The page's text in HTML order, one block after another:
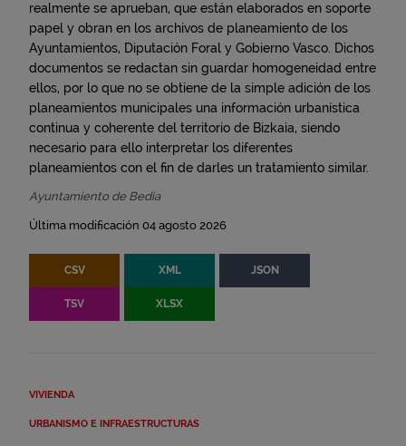
realmente se aprueban, que están elaborados en soporte
papel y obran en los archivos de planeamiento de los
Ayuntamientos, Diputación Foral y Gobierno Vasco. Dichos
documentos se redactan sin guardar homogeneidad entre
ellos, por lo que no se obtiene de la simple adición de los
planeamientos municipales una información urbanística
continua y coherente del territorio de Bizkaia, siendo
necesario para ello interpretar los diferentes
planeamientos con el fin de darles un tratamiento similar.
Ayuntamiento de Bedia
Última modificación 04 agosto 2026
CSV XML JSON
TSV XLSX
VIVIENDA
URBANISMO E INFRAESTRUCTURAS